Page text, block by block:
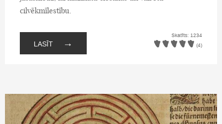
cilvēkmīlestību.
LASĪT →
Skatīts: 1234
(4)